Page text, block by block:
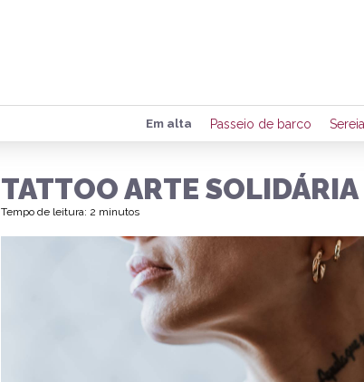
de
Em alta Passeio de barco
TATTOO ARTE
Tempo de leitura: 2 minutos